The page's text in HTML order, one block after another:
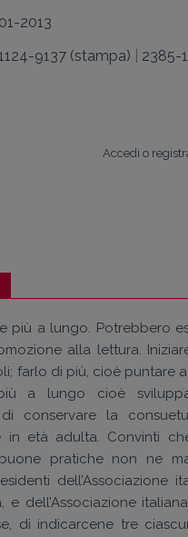
01-2013
9137 (stampa) 2385-
Accedi o
più a lungo. Potrebbero
alla lettura.
farlo di più, cioè puntare
a lungo cioè
conservare la
in età adulta. Convinti
pratiche non ne
dell’Associazione
e dell’Associazione
di indicarcene tre